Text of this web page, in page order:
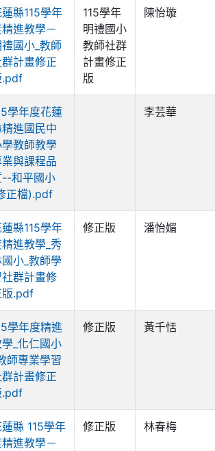
縣115學年
精進教學－
禮國小_教師
計畫修正
.pdf
115學年
明禮國小
教師社群
計畫修正
版
陳怡璇
學年度花蓮
進國民中
教師教學
與課程品
--和平國小
正檔).pdf
李芸華
縣115學年
精進教學_秀
小_教師學
社群計畫修
版.pdf
修正版 潘怡媚
學年度精進
_化仁國小
師專業學習
計畫修正
.pdf
修正版 黃千恬
縣 115學年
精進教學－
修正版 林春梅